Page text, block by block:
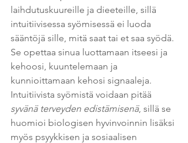
laihdutuskuureille ja dieeteille, sillä
intuitiivisessa syömisessä ei luoda
sääntöjä sille, mitä saat tai et saa syödä.
Se opettaa sinua luottamaan itseesi ja
kehoosi, kuuntelemaan ja
kunnioittamaan kehosi signaaleja.
Intuitiivista syömistä voidaan pitää
syvänä terveyden edistämisenä, sillä se
huomioi biologisen hyvinvoinnin lisäksi
myös psyykkisen ja sosiaalisen